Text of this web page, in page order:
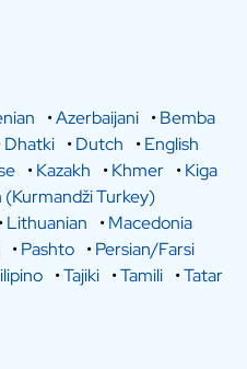
•Azerbaijani •Bemba
Dhatki •Dutch •English
•Kazakh •Khmer •Kiga
(Kurmandži Turkey)
•Lithuanian •Macedonia
•Pashto •Persian/Farsi
•Tajiki •Tamili •Tatar